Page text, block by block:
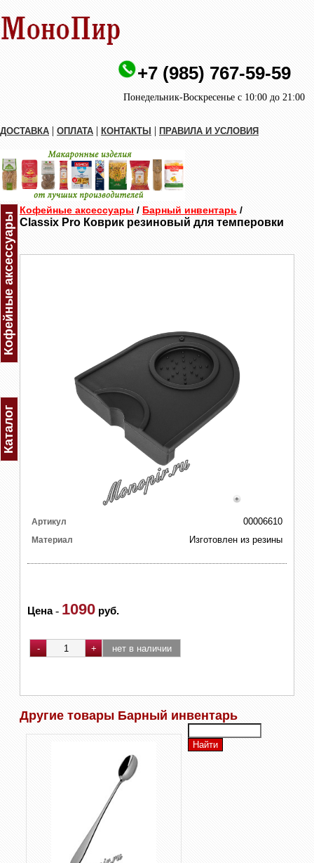
+7 (985) 767-59-59
Понедельник-Воскресенье с 10:00 до 21:00
ДОСТАВКА | ОПЛАТА | КОНТАКТЫ | ПРАВИЛА И УСЛОВИЯ
Кофейные аксессуары
Каталог
Кофейные аксессуары / Барный инвентарь /
Classix Pro Коврик резиновый для темперовки
Артикул 00006610
Материал Изготовлен из резины
Цена- 1090 руб.
Другие товары Барный инвентарь